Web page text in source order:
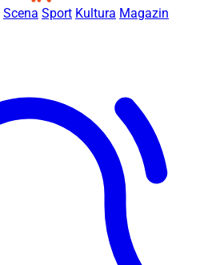
Scena Sport Kultura Magazin